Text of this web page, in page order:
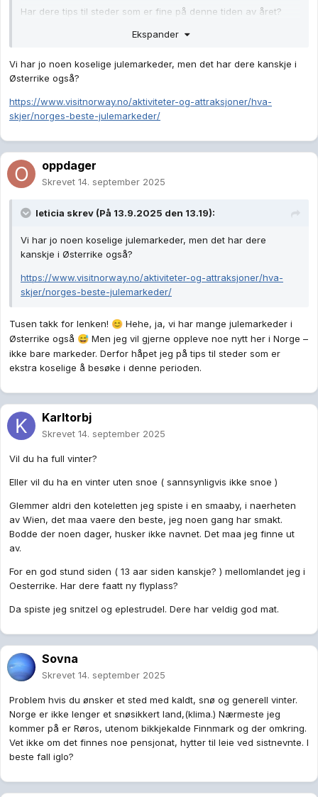
Har dere tips til steder som er fine på denne tiden av året?
bare noen rolige og hyggelige dager sammen.
Og hvis noen trenger tips til ferie i Østerrike en gang, er det
bare å spørre
Takk for alle forslag!
Ekspander
Vi har jo noen koselige julemarkeder, men det har dere kanskje i
Østerrike også?
https://www.visitnorway.no/aktiviteter-og-attraksjoner/hva-
skjer/norges-beste-julemarkeder/
oppdager
Skrevet 14. september 2025
leticia skrev (På 13.9.2025 den 13.19):
Vi har jo noen koselige julemarkeder, men det har dere
kanskje i Østerrike også?
https://www.visitnorway.no/aktiviteter-og-attraksjoner/hva-
skjer/norges-beste-julemarkeder/
Tusen takk for lenken! 😊 Hehe, ja, vi har mange julemarkeder i
Østerrike også 😅 Men jeg vil gjerne oppleve noe nytt her i Norge –
ikke bare markeder. Derfor håpet jeg på tips til steder som er
ekstra koselige å besøke i denne perioden.
Karltorbj
Skrevet 14. september 2025
Vil du ha full vinter?
Eller vil du ha en vinter uten snoe ( sannsynligvis ikke snoe )
Glemmer aldri den koteletten jeg spiste i en smaaby, i naerheten
av Wien, det maa vaere den beste, jeg noen gang har smakt.
Bodde der noen dager, husker ikke navnet. Det maa jeg finne ut
av.
For en god stund siden ( 13 aar siden kanskje? ) mellomlandet jeg i
Oesterrike. Har dere faatt ny flyplass?
Da spiste jeg snitzel og eplestrudel. Dere har veldig god mat.
Sovna
Skrevet 14. september 2025
Problem hvis du ønsker et sted med kaldt, snø og generell vinter.
Norge er ikke lenger et snøsikkert land,(klima.) Nærmeste jeg
kommer på er Røros, utenom bikkjekalde Finnmark og der omkring.
Vet ikke om det finnes noe pensjonat, hytter til leie ved sistnevnte. I
beste fall iglo?